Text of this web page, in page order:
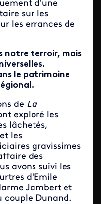
d’une
sur les
les errances de
notre terroir, mais
le patrimoine
de La
exploré les
lâchetés,
les
gravissimes
des
avons suivi les
d'Emile
Jambert et
couple Dunand.